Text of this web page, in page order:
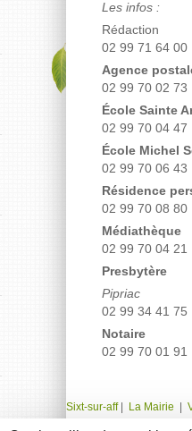
Les infos :
Rédaction
02 99 71 64 00
Agence
02 99 70 02 73
École Sainte
02 99 70 04 47
École Michel
02 99 70 06 43
Résidence
02 99 70 08 80
Médiathèque
02 99 70 04 21
Presbytère
Pipriac
02 99 34 41 75
Notaire
02 99 70 01 91
Sixt-sur-aff La Mairie